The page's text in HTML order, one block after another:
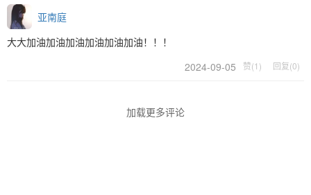
亚南庭
大大加油加油加油加油加油加油！！！
2024-09-05
赞(1) 回复(0)
加载更多评论